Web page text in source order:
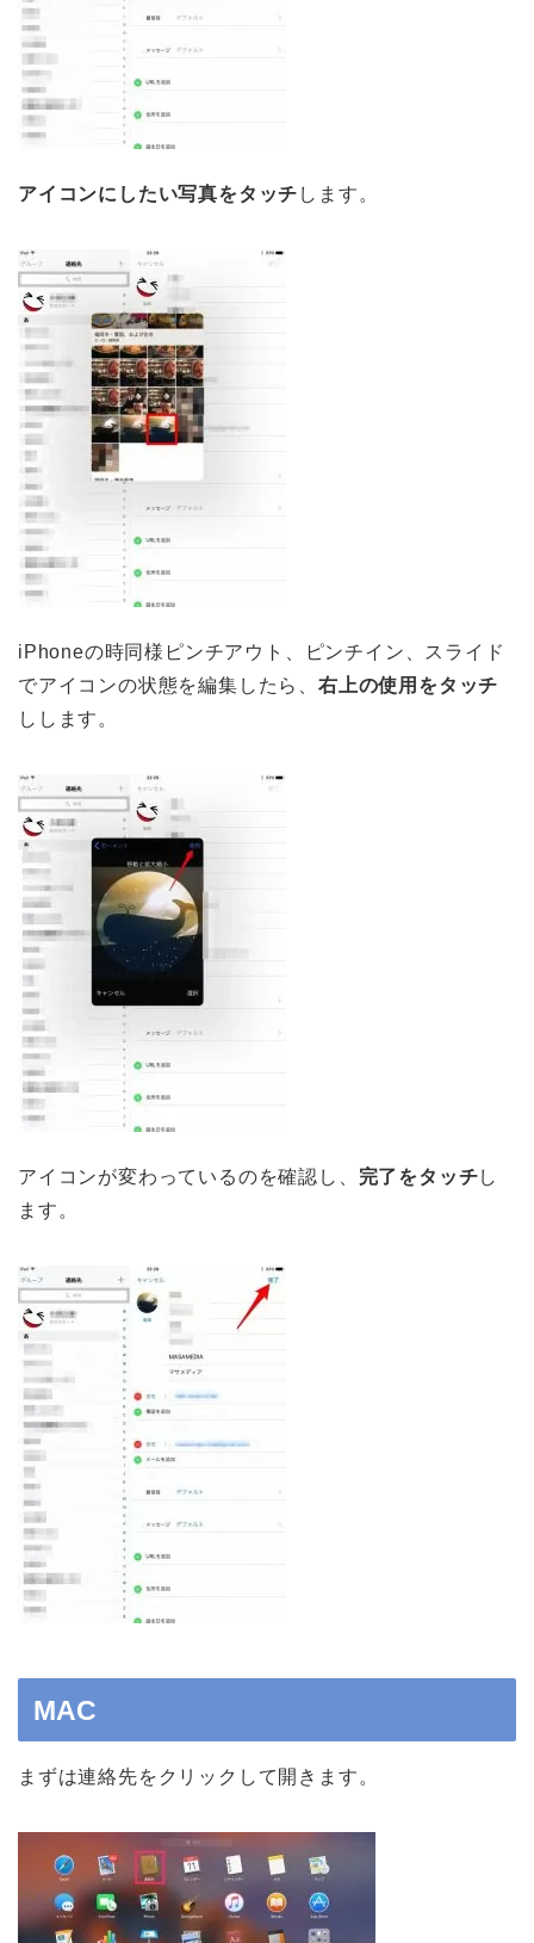
アイコンにしたい写真をタッチ します。
iPhoneの時同様ピンチアウト、ピンチイン、スライド
でアイコンの状態を編集したら、 右上の使用をタッチ
しします。
アイコンが変わっているのを確認し、 完了をタッチし
ます。
MAC
まずは連絡先をクリックして開きます。